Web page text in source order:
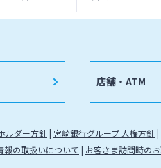
店舗・ATM
ルダー方針 宮崎銀行グループ 人権方針
報の取扱いについて お客さま訪問時の